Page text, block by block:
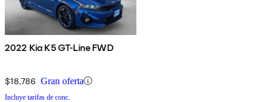
2022 Kia K5 GT-Line FWD
$18,786 Gran oferta
Incluye tarifas de conc.